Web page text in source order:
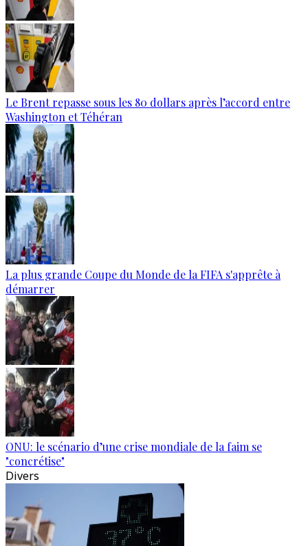
Le Brent repasse sous les 80 dollars après l’accord entre
Washington et Téhéran
La plus grande Coupe du Monde de la FIFA s'apprête à
démarrer
ONU: le scénario d’une crise mondiale de la faim se
"concrétise"
Divers